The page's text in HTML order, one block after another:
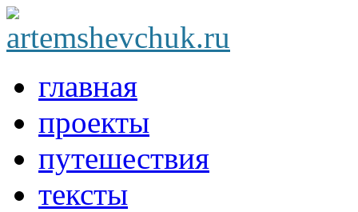
главная
проекты
путешествия
тексты